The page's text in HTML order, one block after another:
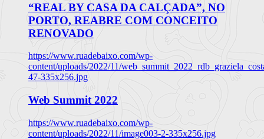
“REAL BY CASA DA CALÇADA”, NO
PORTO, REABRE COM CONCEITO
RENOVADO
https://www.ruadebaixo.com/wp-
content/uploads/2022/11/
47-335x256.jpg
Web Summit 2022
https://www.ruadebaixo.com/wp-
content/uploads/2022/11/image003-2-335x256.jpg